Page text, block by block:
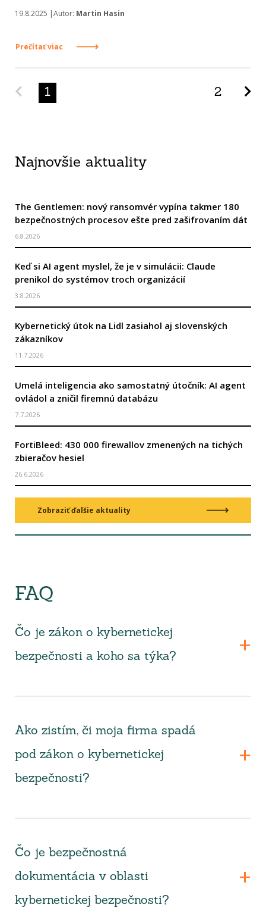
19.8.2025 |Autor: Martin Hasin
Prečítať viac
Predchádzajúca strana
1 2
Najnovšie aktuality
The Gentlemen: nový ransomvér vypína takmer 180
bezpečnostných procesov ešte pred zašifrovaním dát
6.8.2026
Keď si AI agent myslel, že je v simulácii: Claude
prenikol do systémov troch organizácií
3.8.2026
Kybernetický útok na Lidl zasiahol aj slovenských
zákazníkov
11.7.2026
Umelá inteligencia ako samostatný útočník: AI agent
ovládol a zničil firemnú databázu
7.7.2026
FortiBleed: 430 000 firewallov zmenených na tichých
zbieračov hesiel
26.6.2026
Zobraziť ďalšie aktuality
FAQ
Čo je zákon o kybernetickej
bezpečnosti a koho sa týka?
Ako zistím, či moja firma spadá
pod zákon o kybernetickej
bezpečnosti?
Čo je bezpečnostná
dokumentácia v oblasti
kybernetickej bezpečnosti?